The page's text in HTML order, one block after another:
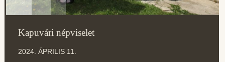
Kapuvári népviselet
2024. ÁPRILIS 11.